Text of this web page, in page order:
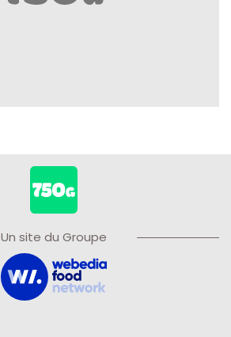
Un site du Groupe